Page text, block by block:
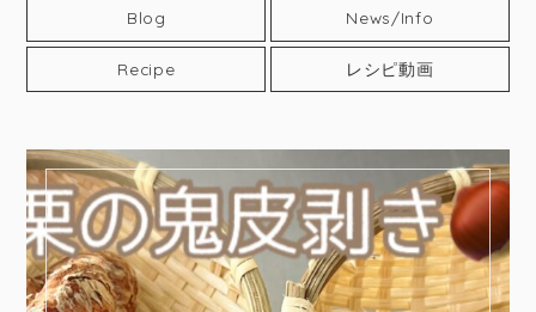
Blog News/Info
Recipe レシピ動画